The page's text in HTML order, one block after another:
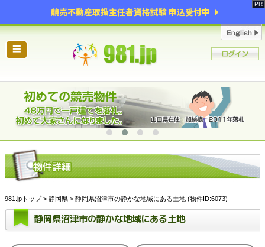
競売不動産取扱主任者資格試験 申込受付中
☰
981.jpトップ> 静岡県 > 静岡県沼津市の静かな地域にある土地 (物件ID:6073)
静岡県沼津市の静かな地域にある土地